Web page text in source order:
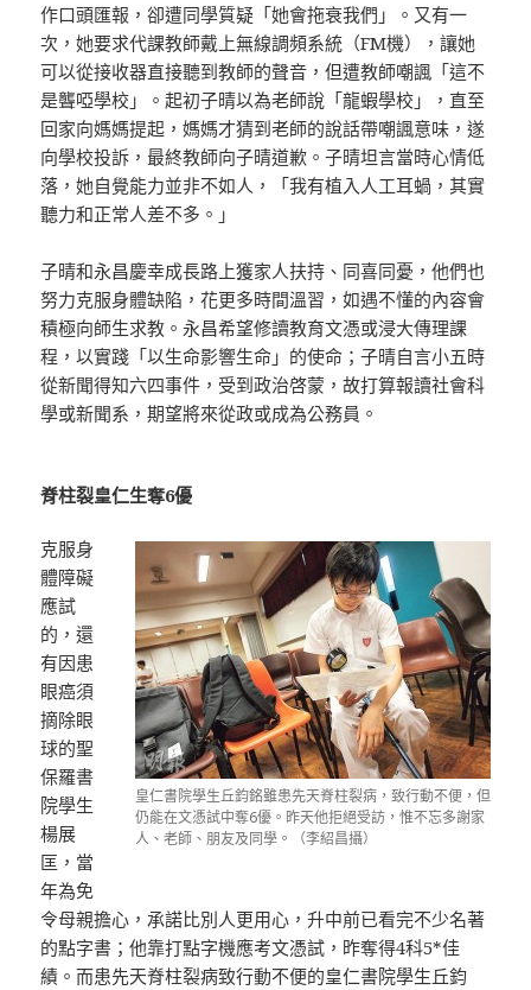
作口頭匯報，卻遭同學質疑「她會拖衰我們」。又有一
次，她要求代課教師戴上無線調頻系統（FM機），讓她
可以從接收器直接聽到教師的聲音，但遭教師嘲諷「這不
是聾啞學校」。起初子晴以為老師說「龍蝦學校」，直至
回家向媽媽提起，媽媽才猜到老師的說話帶嘲諷意味，遂
向學校投訴，最終教師向子晴道歉。子晴坦言當時心情低
落，她自覺能力並非不如人，「我有植入人工耳蝸，其實
聽力和正常人差不多。」
子晴和永昌慶幸成長路上獲家人扶持、同喜同憂，他們也
努力克服身體缺陷，花更多時間溫習，如遇不懂的內容會
積極向師生求教。永昌希望修讀教育文憑或浸大傳理課
程，以實踐「以生命影響生命」的使命；子晴自言小五時
從新聞得知六四事件，受到政治啓蒙，故打算報讀社會科
學或新聞系，期望將來從政或成為公務員。
脊柱裂皇仁生奪6優
皇仁書院學生丘鈞銘雖患先天脊柱裂病，致行動不便，但
仍能在文憑試中奪6優。昨天他拒絕受訪，惟不忘多謝家
人、老師、朋友及同學。（李紹昌攝）
克服身
體障礙
應試
的，還
有因患
眼癌須
摘除眼
球的聖
保羅書
院學生
楊展
匡，當
年為免
令母親擔心，承諾比別人更用心，升中前已看完不少名著
的點字書；他靠打點字機應考文憑試，昨奪得4科5*佳
績。而患先天脊柱裂病致行動不便的皇仁書院學生丘鈞